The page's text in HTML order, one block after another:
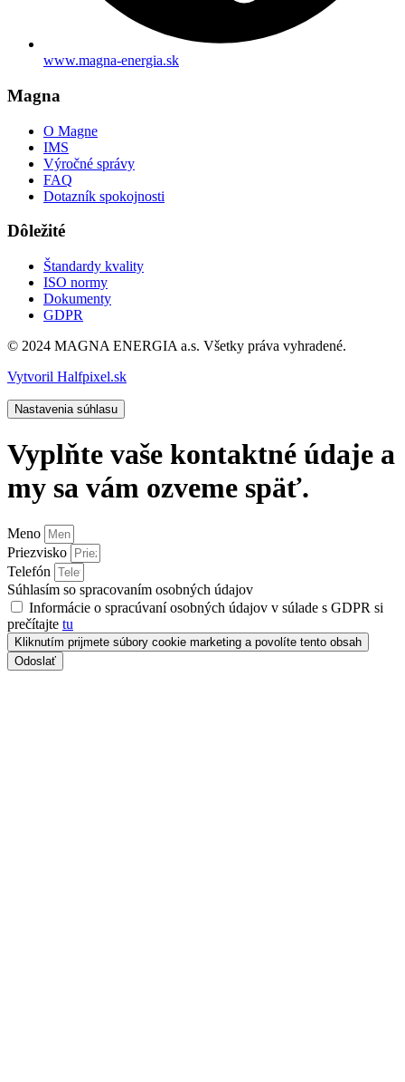
www.magna-energia.sk
Magna
O Magne
IMS
Výročné správy
FAQ
Dotazník spokojnosti
Dôležité
Štandardy kvality
ISO normy
Dokumenty
GDPR
© 2024 MAGNA ENERGIA a.s. Všetky práva vyhradené.
Vytvoril Halfpixel.sk
Nastavenia súhlasu
Vyplňte vaše kontaktné údaje a
my sa vám ozveme späť.
Meno
Priezvisko
Telefón
Súhlasím so spracovaním osobných údajov
Informácie o spracúvaní osobných údajov v súlade s GDPR si
prečítajte tu
Kliknutím prijmete súbory cookie marketing a povolíte tento obsah
Odoslať